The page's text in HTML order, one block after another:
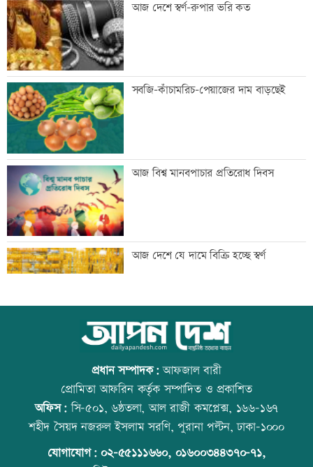
ডাক দিয়েছিলেন: পরিবেশমন্ত্রী
প্রথম শ্রেণিতে ভর্তি লটারিতে
মেঘনার ভাঙনরোধে জিও ব্যাগ প্রকল্পে
অনিয়ম, এলাকাবাসীর মানববন্ধন
বাংলাদেশি পাঁচ হাজার কৃষি শ্রমিক নেবে
ওমান
স্বর্ণ খাতকে আনুষ্ঠানিক কাঠামোয় আনছে
সরকার, মতামত চাইল মন্ত্রণালয়
গবেষণা-দক্ষতা উন্নয়নে বাংলাদেশ-অস্ট্রেলিয়ার
নতুন উদ্যোগ
আজ দেশে স্বর্ণ-রুপার ভরি কত
সবজি-কাঁচামরিচ-পেয়াজের দাম বাড়ছেই
আজ বিশ্ব মানবপাচার প্রতিরোধ দিবস
আজ দেশে যে দামে বিক্রি হচ্ছে স্বর্ণ
আজ বিশ্ব বন্ধু দিবস
প্রতিমন্ত্রীকে ঘিরে ভাইরাল ভিডিওতে ছবি
জুড়ে অপপ্রচার: এলিন
প্রধান সম্পাদক:আফজাল বারী
প্রোমিতা আফরিন কর্তৃক সম্পাদিত ও প্রকাশিত
অফিস:সি-৫০১, ৬ষ্ঠতলা, আল রাজী কমপ্লেক্স, ১৬৬-১৬৭
শহীদ সৈয়দ নজরুল ইসলাম সরণি, পুরানা পল্টন, ঢাকা-১০০০
যোগাযোগ: ০২-৫৫১১১৬৬০, ০১৬০০৩৪৪৩৭০-৭১,